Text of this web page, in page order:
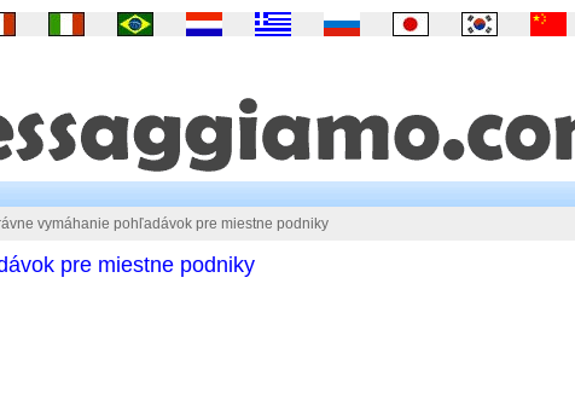
vymáhanie pohľadávok pre miestne podniky
pre miestne podniky